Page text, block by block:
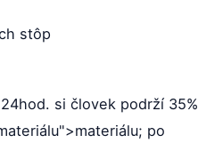
stôp
si človek podrží 35%
po